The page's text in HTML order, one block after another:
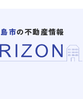
市の不動産情報